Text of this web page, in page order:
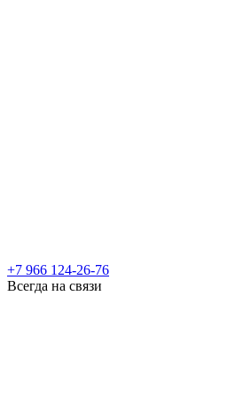
+7 966 124-26-76
Всегда на связи